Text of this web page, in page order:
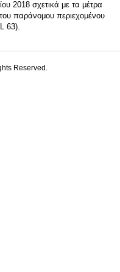
2018 σχετικά με τα μέτρα
παράνομου περιεχομένου
63).
Reserved.